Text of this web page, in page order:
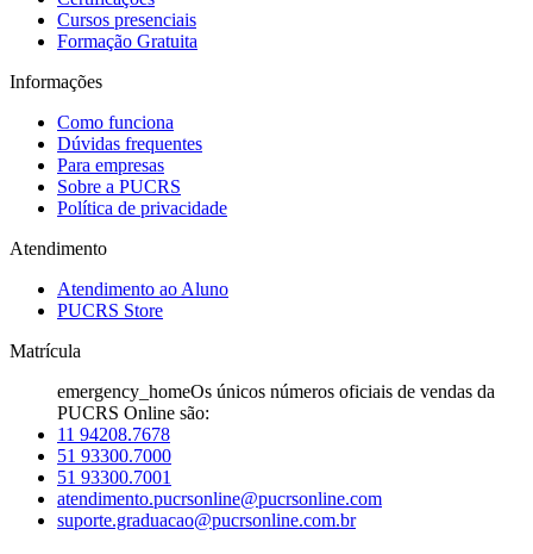
Cursos presenciais
Formação Gratuita
Informações
Como funciona
Dúvidas frequentes
Para empresas
Sobre a PUCRS
Política de privacidade
Atendimento
Atendimento ao Aluno
PUCRS Store
Matrícula
emergency_homeOs únicos números oficiais de vendas da
PUCRS Online são:
11 94208.7678
51 93300.7000
51 93300.7001
atendimento.pucrsonline@pucrsonline.com
suporte.graduacao@pucrsonline.com.br